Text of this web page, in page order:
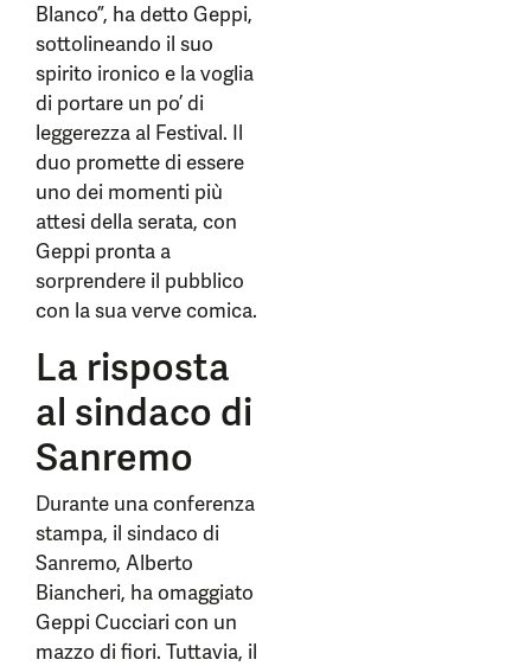
Blanco”, ha detto Geppi,
sottolineando il suo
spirito ironico e la voglia
di portare un po’ di
leggerezza al Festival. Il
duo promette di essere
uno dei momenti più
attesi della serata, con
Geppi pronta a
sorprendere il pubblico
con la sua verve comica.
La risposta
al sindaco di
Sanremo
Durante una conferenza
stampa, il sindaco di
Sanremo, Alberto
Biancheri, ha omaggiato
Geppi Cucciari con un
mazzo di fiori. Tuttavia, il